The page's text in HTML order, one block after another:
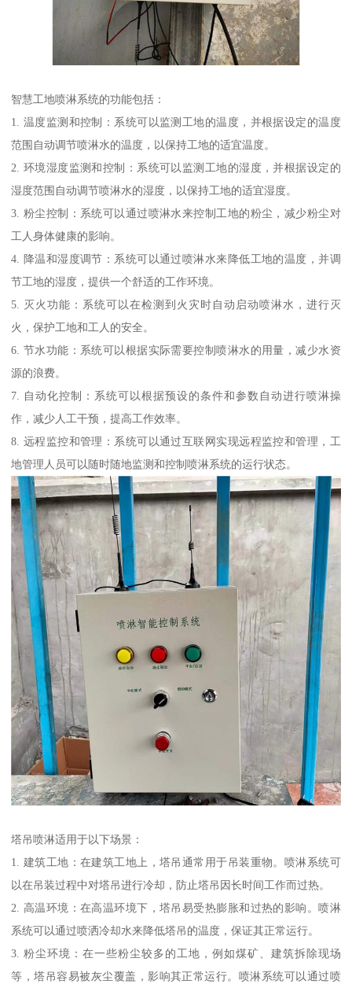
智慧工地喷淋系统的功能包括：
1. 温度监测和控制：系统可以监测工地的温度，并根据设定的温度
范围自动调节喷淋水的温度，以保持工地的适宜温度。
2. 环境湿度监测和控制：系统可以监测工地的湿度，并根据设定的
湿度范围自动调节喷淋水的湿度，以保持工地的适宜湿度。
3. 粉尘控制：系统可以通过喷淋水来控制工地的粉尘，减少粉尘对
工人身体健康的影响。
4. 降温和湿度调节：系统可以通过喷淋水来降低工地的温度，并调
节工地的湿度，提供一个舒适的工作环境。
5. 灭火功能：系统可以在检测到火灾时自动启动喷淋水，进行灭
火，保护工地和工人的安全。
6. 节水功能：系统可以根据实际需要控制喷淋水的用量，减少水资
源的浪费。
7. 自动化控制：系统可以根据预设的条件和参数自动进行喷淋操
作，减少人工干预，提高工作效率。
8. 远程监控和管理：系统可以通过互联网实现远程监控和管理，工
地管理人员可以随时随地监测和控制喷淋系统的运行状态。
塔吊喷淋适用于以下场景：
1. 建筑工地：在建筑工地上，塔吊通常用于吊装重物。喷淋系统可
以在吊装过程中对塔吊进行冷却，防止塔吊因长时间工作而过热。
2. 高温环境：在高温环境下，塔吊易受热膨胀和过热的影响。喷淋
系统可以通过喷洒冷却水来降低塔吊的温度，保证其正常运行。
3. 粉尘环境：在一些粉尘较多的工地，例如煤矿、建筑拆除现场
等，塔吊容易被灰尘覆盖，影响其正常运行。喷淋系统可以通过喷